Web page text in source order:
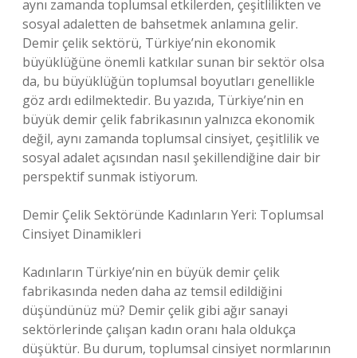
aynı zamanda toplumsal etkilerden, çeşitlilikten ve
sosyal adaletten de bahsetmek anlamına gelir.
Demir çelik sektörü, Türkiye’nin ekonomik
büyüklüğüne önemli katkılar sunan bir sektör olsa
da, bu büyüklüğün toplumsal boyutları genellikle
göz ardı edilmektedir. Bu yazıda, Türkiye’nin en
büyük demir çelik fabrikasının yalnızca ekonomik
değil, aynı zamanda toplumsal cinsiyet, çeşitlilik ve
sosyal adalet açısından nasıl şekillendiğine dair bir
perspektif sunmak istiyorum.
Demir Çelik Sektöründe Kadınların Yeri: Toplumsal
Cinsiyet Dinamikleri
Kadınların Türkiye’nin en büyük demir çelik
fabrikasında neden daha az temsil edildiğini
düşündünüz mü? Demir çelik gibi ağır sanayi
sektörlerinde çalışan kadın oranı hala oldukça
düşüktür. Bu durum, toplumsal cinsiyet normlarının